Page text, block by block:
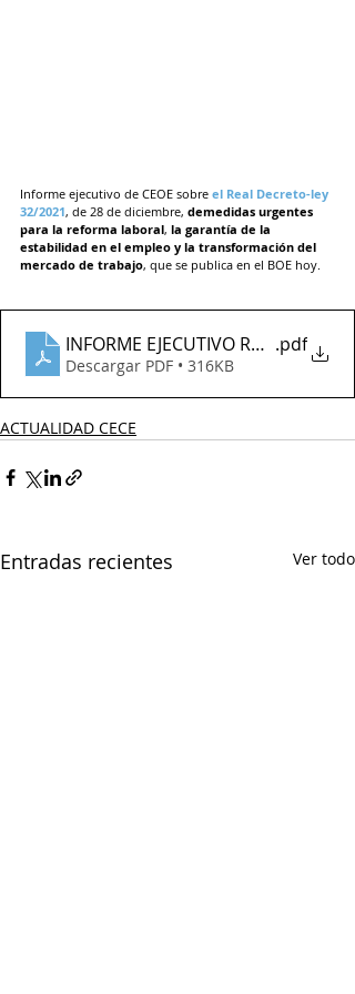
Informe ejecutivo de CEOE sobre el Real Decreto-ley
32/2021, de 28 de diciembre, demedidas urgentes
para la reforma laboral, la garantía de la
estabilidad en el empleo y la transformación del
mercado de trabajo, que se publica en el BOE hoy.
INFORME EJECUTIVO RDL 32 2021
.pdf
Descargar PDF • 316KB
ACTUALIDAD CECE
Entradas recientes Ver todo